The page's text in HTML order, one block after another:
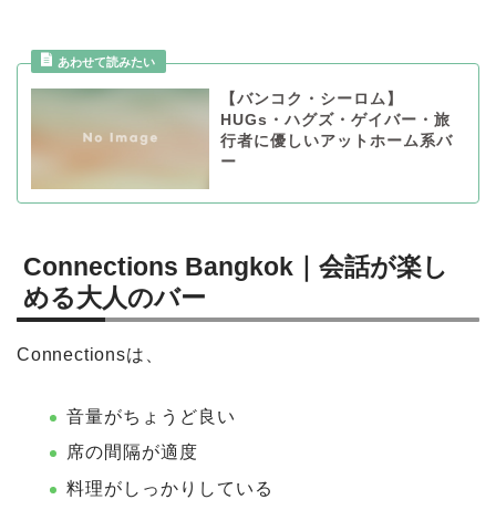
【バンコク・シーロム】
HUGs・ハグズ・ゲイバー・旅
行者に優しいアットホーム系バ
ー
Connections Bangkok｜会話が楽し
める大人のバー
Connectionsは、
音量がちょうど良い
席の間隔が適度
料理がしっかりしている